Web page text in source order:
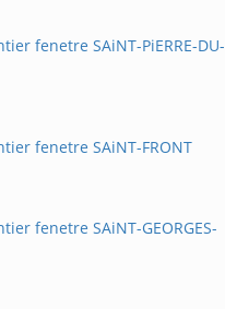
fenetre SAiNT-PiERRE-DU-
fenetre SAiNT-FRONT
fenetre SAiNT-GEORGES-